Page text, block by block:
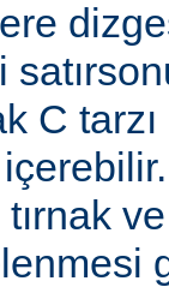
C